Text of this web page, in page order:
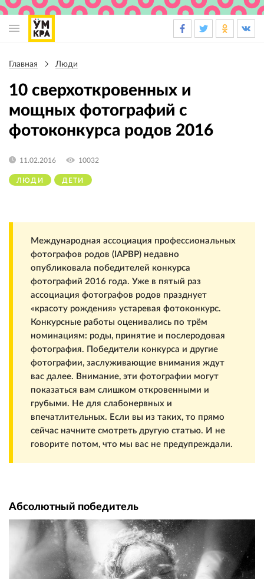
навигации
Главная Люди
10 сверхоткровенных и
мощных фотографий с
фотоконкурса родов 2016
ЛЮДИ ДЕТИ
11.02.2016 10032
Международная ассоциация профессиональных
фотографов родов (IAPBP) недавно
опубликовала победителей конкурса
фотографий 2016 года. Уже в пятый раз
ассоциация фотографов родов празднует
«красоту рождения» устаревая фотоконкурс.
Конкурсные работы оценивались по трём
номинациям: роды, принятие и послеродовая
фотография. Победители конкурса и другие
фотографии, заслуживающие внимания ждут
вас далее. Внимание, эти фотографии могут
показаться вам слишком откровенными и
грубыми. Не для слабонервных и
впечатлительных. Если вы из таких, то прямо
сейчас начните смотреть другую статью. И не
говорите потом, что мы вас не предупреждали.
Абсолютный победитель